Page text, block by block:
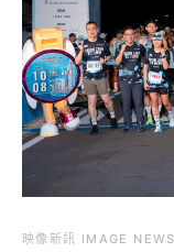
映像新訊 IMAGE NEWS